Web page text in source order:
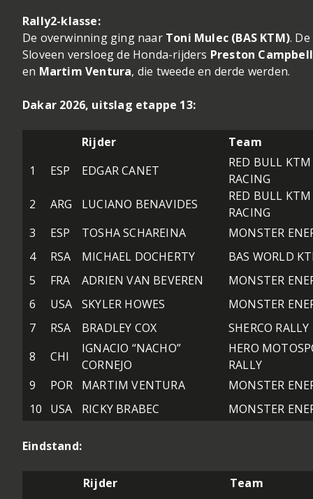
Rally2-klasse:
De overwinning ging naar Toni Mulec (BAS KTM). De
Sloveen versloeg de Honda-rijders Preston Campbell
en Martim Ventura, die tweede en derde werden.
Dakar 2026, uitslag etappe 13:
Rijder
Team
1
ESP EDGAR CANET
RED BULL KTM
RACING
2
ARG LUCIANO BENAVIDES
RED BULL KTM
RACING
3
ESP TOSHA SCHAREINA
MONSTER
4
RSA MICHAEL DOCHERTY
BAS WORLD
5
FRA ADRIEN VAN BEVEREN
MONSTER
6
USA SKYLER HOWES
MONSTER
7
RSA BRADLEY COX
SHERCO RALLY
8
CHI
IGNACIO “NACHO”
CORNEJO
HERO
RALLY
9
POR MARTIM VENTURA
MONSTER
10
USA RICKY BRABEC MONSTER
Eindstand:
Rijder
Team